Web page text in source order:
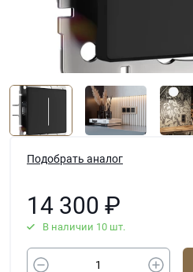
Подобрать аналог
14 300 ₽
В наличии 10 шт.